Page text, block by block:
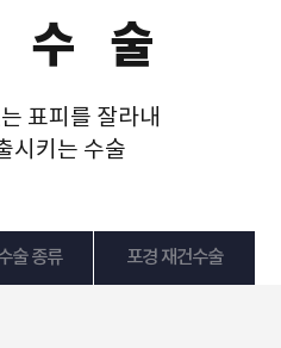
수 술
표피를 잘라내
시키는 수술
술 종류 포경 재건수술